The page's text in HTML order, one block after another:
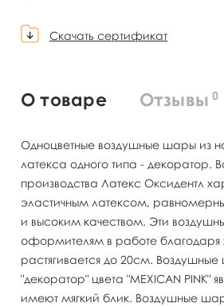
Скачать сертификат
О товаре Отзывы 0
Одноцветные воздушные шары из
латекса одного типа - декоратор.
производства Латекс Оксидентл
эластичным латексом,
и высоким качеством. Эти
оформителям в работе благодаря
растягивается до 20см.
"декоратор" цвета "MEXICAN PINK"
имеют мягкий блик. Воздушные